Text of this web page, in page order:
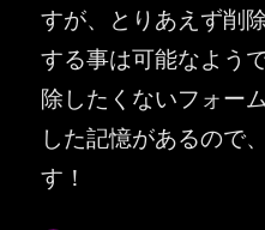
すが、とりあえず削
する事は可能なよう
除したくないフォー
した記憶があるので
す！